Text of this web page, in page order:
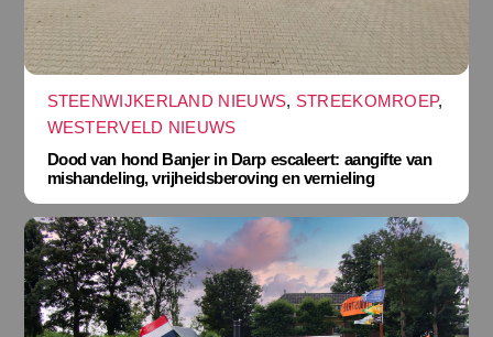
STEENWIJKERLAND NIEUWS, STREEKOMROEP,
WESTERVELD NIEUWS
Dood van hond Banjer in Darp escaleert: aangifte van
mishandeling, vrijheidsberoving en vernieling